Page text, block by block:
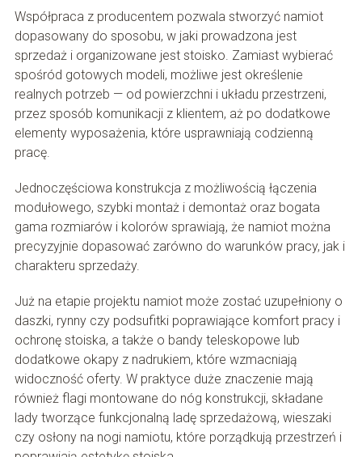
Współpraca z producentem pozwala stworzyć namiot
dopasowany do sposobu, w jaki prowadzona jest
sprzedaż i organizowane jest stoisko. Zamiast wybierać
spośród gotowych modeli, możliwe jest określenie
realnych potrzeb — od powierzchni i układu przestrzeni,
przez sposób komunikacji z klientem, aż po dodatkowe
elementy wyposażenia, które usprawniają codzienną
pracę.
Jednoczęściowa konstrukcja z możliwością łączenia
modułowego, szybki montaż i demontaż oraz bogata
gama rozmiarów i kolorów sprawiają, że namiot można
precyzyjnie dopasować zarówno do warunków pracy, jak i
charakteru sprzedaży.
Już na etapie projektu namiot może zostać uzupełniony o
daszki, rynny czy podsufitki poprawiające komfort pracy i
ochronę stoiska, a także o bandy teleskopowe lub
dodatkowe okapy z nadrukiem, które wzmacniają
widoczność oferty. W praktyce duże znaczenie mają
również flagi montowane do nóg konstrukcji, składane
lady tworzące funkcjonalną ladę sprzedażową, wieszaki
czy osłony na nogi namiotu, które porządkują przestrzeń i